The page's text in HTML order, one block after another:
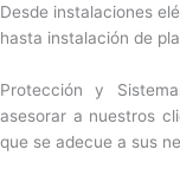
Desde instalaciones
hasta instalación de
Protección y
asesorar a nuestros
que se adecue a sus